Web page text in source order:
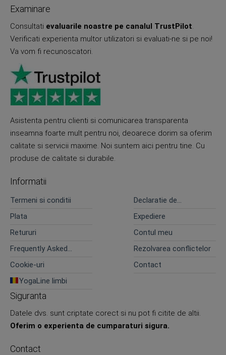
Examinare
Consultati evaluarile noastre pe canalul TrustPilot.
Verificati experienta multor utilizatori si evaluati-ne si pe noi!
Va vom fi recunoscatori.
Asistenta pentru clienti si comunicarea transparenta
inseamna foarte mult pentru noi, deoarece dorim sa oferim
calitate si servicii maxime. Noi suntem aici pentru tine. Cu
produse de calitate si durabile.
Informatii
Termeni si conditii
Declaratie de
Plata
Expediere
Retururi
Contul meu
Frequently Asked
Rezolvarea conflictelor
Cookie-uri
Contact
YogaLine limbi
Siguranta
Datele dvs. sunt criptate corect si nu pot fi citite de altii.
Oferim o experienta de cumparaturi sigura.
Contact